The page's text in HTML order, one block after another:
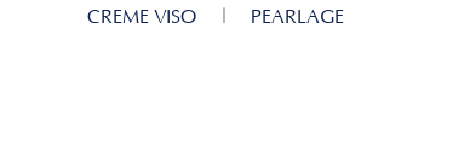
CREME VISO PEARLAGE